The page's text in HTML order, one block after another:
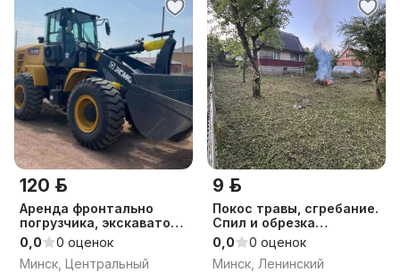
120 р.
Аренда фронтально
погрузчика, экскаватор
погрузчик, любые виды
работ
0,0
0 оценок
Минск, Центральный
9 р.
Покос травы, сгребание.
Спил и обрезка
деревьев любой
сложности
0,0
0 оценок
Минск, Ленинский